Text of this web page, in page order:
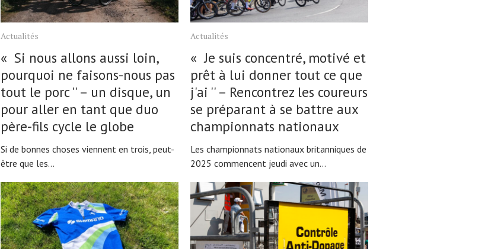
Actualités
« Si nous allons aussi loin,
pourquoi ne faisons-nous pas
tout le porc '' – un disque, un
pour aller en tant que duo
père-fils cycle le globe
Si de bonnes choses viennent en trois, peut-
être que les...
Actualités
« Je suis concentré, motivé et
prêt à lui donner tout ce que
j'ai '' – Rencontrez les coureurs
se préparant à se battre aux
championnats nationaux
Les championnats nationaux britanniques de
2025 commencent jeudi avec un...